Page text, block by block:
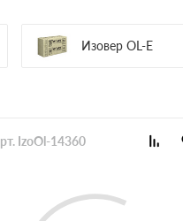
Изовер OL-E
IzoOl-14360